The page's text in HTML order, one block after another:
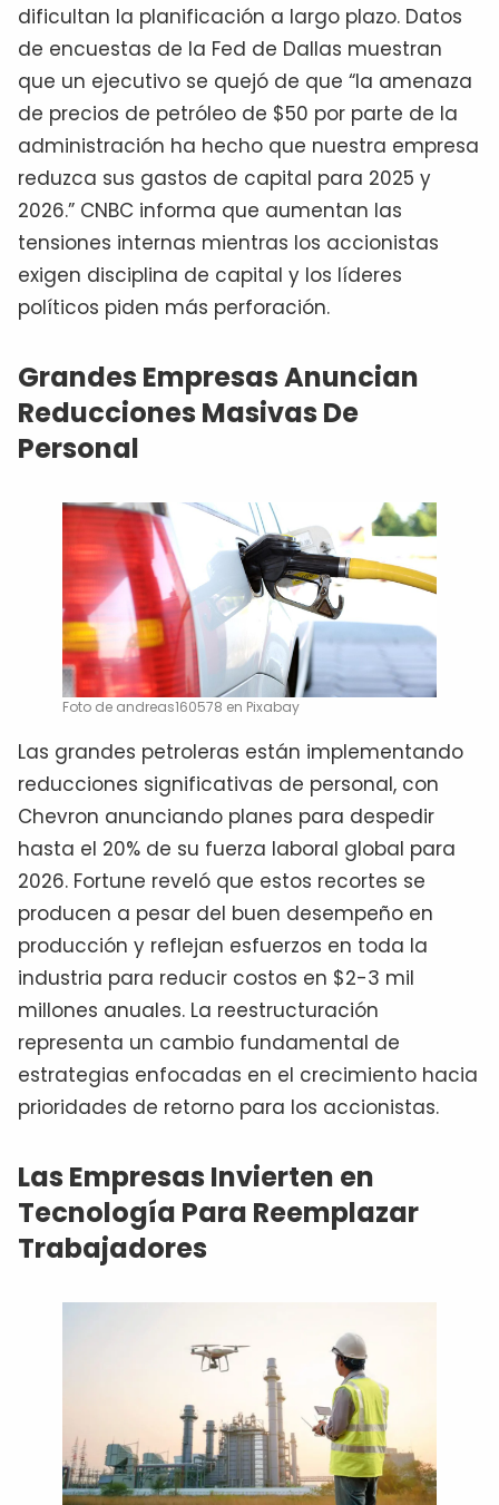
dificultan la planificación a largo plazo. Datos
de encuestas de la Fed de Dallas muestran
que un ejecutivo se quejó de que “la amenaza
de precios de petróleo de $50 por parte de la
administración ha hecho que nuestra empresa
reduzca sus gastos de capital para 2025 y
2026.” CNBC informa que aumentan las
tensiones internas mientras los accionistas
exigen disciplina de capital y los líderes
políticos piden más perforación.
Grandes Empresas Anuncian
Reducciones Masivas De
Personal
Foto de andreas160578 en Pixabay
Las grandes petroleras están implementando
reducciones significativas de personal, con
Chevron anunciando planes para despedir
hasta el 20% de su fuerza laboral global para
2026. Fortune reveló que estos recortes se
producen a pesar del buen desempeño en
producción y reflejan esfuerzos en toda la
industria para reducir costos en $2-3 mil
millones anuales. La reestructuración
representa un cambio fundamental de
estrategias enfocadas en el crecimiento hacia
prioridades de retorno para los accionistas.
Las Empresas Invierten en
Tecnología Para Reemplazar
Trabajadores